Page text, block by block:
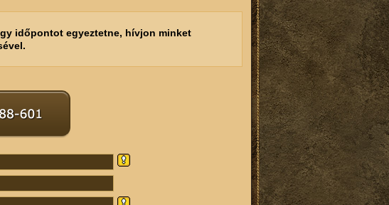
időpontot egyeztetne, hívjon minket